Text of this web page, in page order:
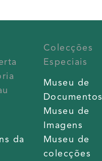
da
Colecções
Especiais
Museu de
Documentos
Museu de
Imagens
Museu de
colecções